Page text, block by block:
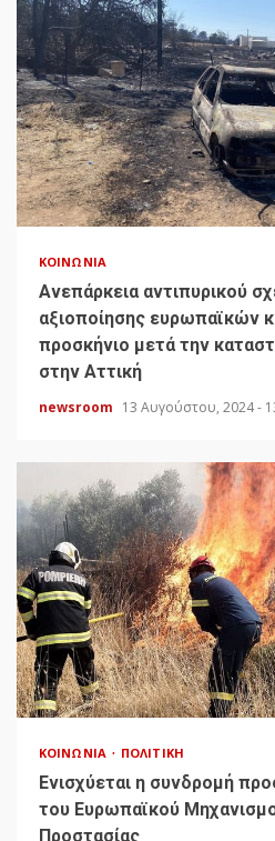
ΚΟΙΝΩΝΊΑ
Ανεπάρκεια αντιπυρικού
αξιοποίησης ευρωπαϊκών
προσκήνιο μετά την
στην Αττική
newsroom 13 Αυγούστου, 2024 -
ΚΟΙΝΩΝΊΑ ΠΟΛΙΤΙΚΉ
Ενισχύεται η συνδρομή
του Ευρωπαϊκού
Προστασίας